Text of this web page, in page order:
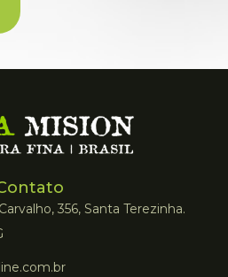
356, Santa Terezinha.